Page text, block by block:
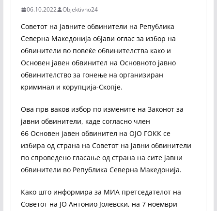
06.10.2022 Objektivno24
Советот на јавните обвинители на Република
Северна Македонија објави оглас за избор на
обвинители во повеќе обвинителства како и
Основен јавен обвинител на Основното јавно
обвинителство за гонење на организиран
криминал и корупција-Скопје.
Ова прв ваков избор по измените на Законот за
јавни обвинители, каде согласно член
66 Основен јавен обвинител на ОЈО ГОКК се
избира од страна на Советот на јавни обвинители
по спроведено гласање од страна на сите јавни
обвинители во Република Северна Македонија.
Како што информира за МИА претседателот на
Советот на ЈО Антонио Јолевски, на 7 ноември